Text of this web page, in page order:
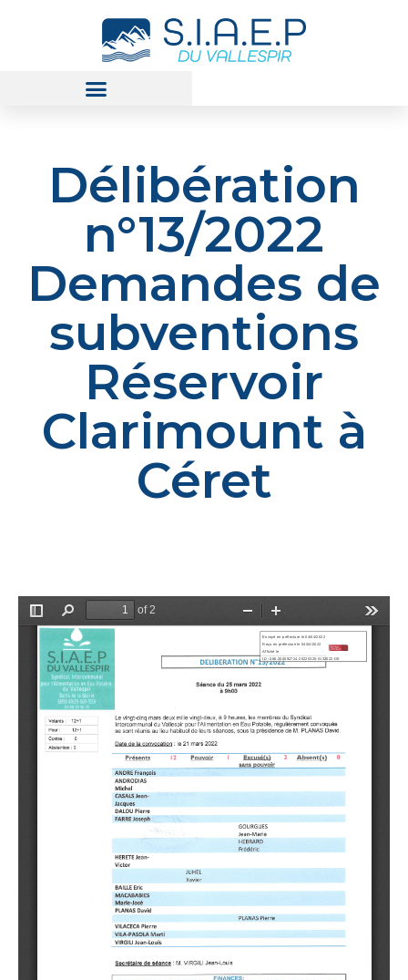
Délibération
n°13/2022
Demandes de
subventions
Réservoir
Clarimount à
Céret